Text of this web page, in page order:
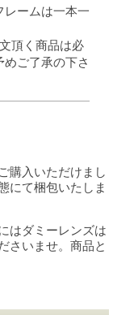
ームは一本一
頂く商品は必
ご了承の下さ
購入いただけまし
にて梱包いたしま
はダミーレンズは
さいませ。商品と